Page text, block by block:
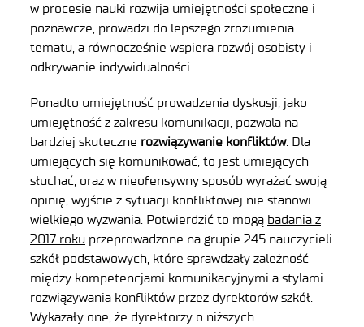
w procesie nauki rozwija umiejętności społeczne i
poznawcze, prowadzi do lepszego zrozumienia
tematu, a równocześnie wspiera rozwój osobisty i
odkrywanie indywidualności.
Ponadto umiejętność prowadzenia dyskusji, jako
umiejętność z zakresu komunikacji, pozwala na
bardziej skuteczne rozwiązywanie konfliktów. Dla
umiejących się komunikować, to jest umiejących
słuchać, oraz w nieofensywny sposób wyrażać swoją
opinię, wyjście z sytuacji konfliktowej nie stanowi
wielkiego wyzwania. Potwierdzić to mogą badania z
2017 roku przeprowadzone na grupie 245 nauczycieli
szkół podstawowych, które sprawdzały zależność
między kompetencjami komunikacyjnymi a stylami
rozwiązywania konfliktów przez dyrektorów szkół.
Wykazały one, że dyrektorzy o niższych